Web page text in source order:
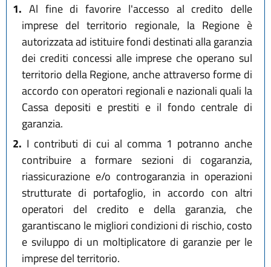
1. Al fine di favorire l'accesso al credito delle
imprese del territorio regionale, la Regione è
autorizzata ad istituire fondi destinati alla garanzia
dei crediti concessi alle imprese che operano sul
territorio della Regione, anche attraverso forme di
accordo con operatori regionali e nazionali quali la
Cassa depositi e prestiti e il fondo centrale di
garanzia.
2. I contributi di cui al comma 1 potranno anche
contribuire a formare sezioni di cogaranzia,
riassicurazione e/o controgaranzia in operazioni
strutturate di portafoglio, in accordo con altri
operatori del credito e della garanzia, che
garantiscano le migliori condizioni di rischio, costo
e sviluppo di un moltiplicatore di garanzie per le
imprese del territorio.